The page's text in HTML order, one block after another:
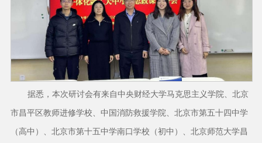
据悉，本次研讨会有来自中央财经大学马克思主义学院、北京
市昌平区教师进修学校、中国消防救援学院、北京市第五十四中学
（高中）、北京市第十五中学南口学校（初中）、北京师范大学昌